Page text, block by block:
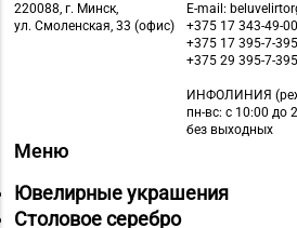
220088, г. Минск,
ул. Смоленская, 33 (офис)
E-mail:
+375 17 343-49-
+375 17 395-7-395
+375 29 395-7-
ИНФОЛИНИЯ
пн-вс: с 10:00 до
без выходных
Меню
Ювелирные украшения
Столовое серебро